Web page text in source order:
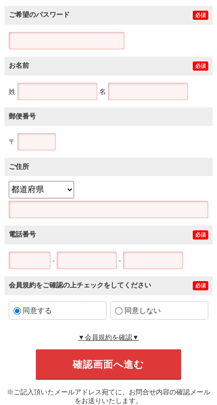
ご希望のパスワード 必須
お名前 必須
姓 名
郵便番号
〒
ご住所
電話番号 必須
- -
会員規約をご確認の上チェックをしてください 必須
同意する 同意しない
▼会員規約を確認▼
※ご記入頂いたメールアドレス宛てに、お問合せ内容の確認メール
をお送りいたします。